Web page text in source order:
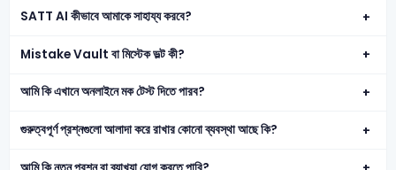
SATT AI কীভাবে আমাকে সাহায্য করবে?
Mistake Vault বা মিস্টেক ভল্ট কী?
আমি কি এখানে অনলাইনে মক টেস্ট দিতে পারব?
গুরুত্বপূর্ণ প্রশ্নগুলো আলাদা করে রাখার কোনো ব্যবস্থা আছে কি?